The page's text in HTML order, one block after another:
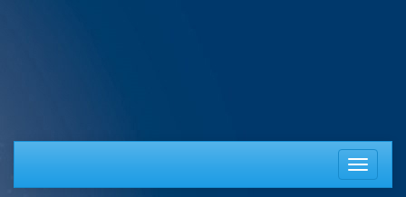
Afficher/
la